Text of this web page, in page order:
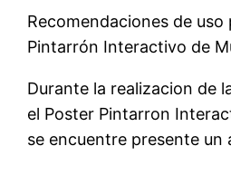
Recomendaciones de uso
Pintarrón Interactivo de
Durante la realizacion de
el Poster Pintarron
se encuentre presente un